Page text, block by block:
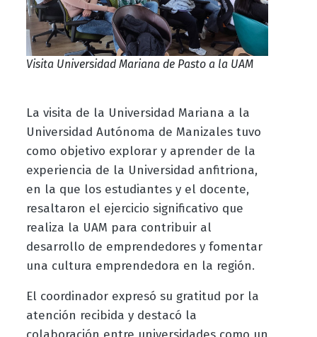
Visita Universidad Mariana de Pasto a la UAM
La visita de la Universidad Mariana a la
Universidad Autónoma de Manizales tuvo
como objetivo explorar y aprender de la
experiencia de la Universidad anfitriona,
en la que los estudiantes y el docente,
resaltaron el ejercicio significativo que
realiza la UAM para contribuir al
desarrollo de emprendedores y fomentar
una cultura emprendedora en la región.
El coordinador expresó su gratitud por la
atención recibida y destacó la